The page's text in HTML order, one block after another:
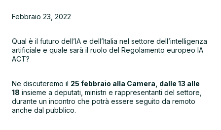
Febbraio 23, 2022
Qual è il futuro dell’IA e dell’Italia nel settore dell’intelligenza
artificiale e quale sarà il ruolo del Regolamento europeo IA
ACT?
Ne discuteremo il 25 febbraio alla Camera, dalle 13 alle
18 insieme a deputati, ministri e rappresentanti del settore,
durante un incontro che potrà essere seguito da remoto
anche dal pubblico.